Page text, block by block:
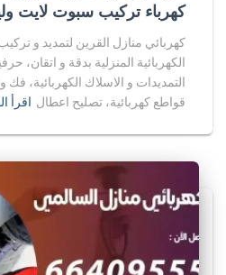
كهرباء تركيب سبوت لايت
كهربائي منازل القرين لتمديد و
الكهربائية المنزلية بدقة و اتقان،
التمديدات و الاسلاك الكهربائية،
قواطع كهربائية، تصليح اعطال اقرأ